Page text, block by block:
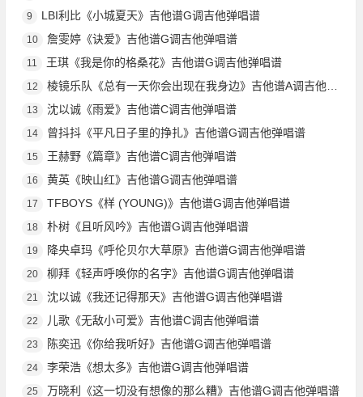
9 LBI利比《小城夏天》吉他谱G调吉他弹唱谱
10 詹雯婷《诀爱》吉他谱G调吉他弹唱谱
11 王琪《我是你的格桑花》吉他谱G调吉他弹唱谱
12 棱镜乐队《总有一天你会出现在我身边》吉他谱A调吉他弹唱谱
13 沈以诚《雨爱》吉他谱C调吉他弹唱谱
14 曾抖抖《平凡日子里的挣扎》吉他谱G调吉他弹唱谱
15 王赫野《篇章》吉他谱C调吉他弹唱谱
16 黄英《映山红》吉他谱G调吉他弹唱谱
17 TFBOYS《样 (YOUNG)》吉他谱G调吉他弹唱谱
18 朴树《且听风吟》吉他谱G调吉他弹唱谱
19 降央卓玛《呼伦贝尔大草原》吉他谱G调吉他弹唱谱
20 柳拜《轻声呼唤你的名字》吉他谱G调吉他弹唱谱
21 沈以诚《我还记得那天》吉他谱G调吉他弹唱谱
22 儿歌《无敌小可爱》吉他谱C调吉他弹唱谱
23 陈奕迅《你给我听好》吉他谱G调吉他弹唱谱
24 李荣浩《想太多》吉他谱G调吉他弹唱谱
25 万晓利《这一切没有想像的那么糟》吉他谱G调吉他弹唱谱